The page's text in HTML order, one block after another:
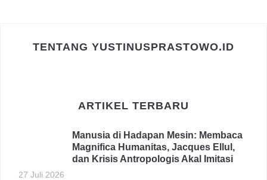
TENTANG YUSTINUSPRASTOWO.ID
ARTIKEL TERBARU
Manusia di Hadapan Mesin: Membaca
Magnifica Humanitas, Jacques Ellul,
dan Krisis Antropologis Akal Imitasi
27 Juli 2026